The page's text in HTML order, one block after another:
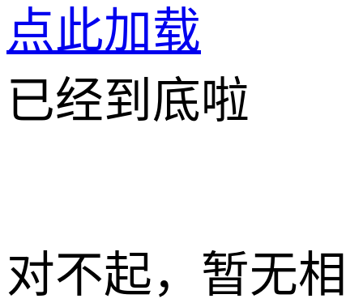
点此加载
已经到底啦
对不起，暂无相